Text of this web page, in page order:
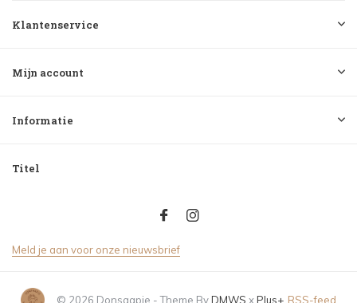
Klantenservice
Mijn account
Informatie
Titel
Meld je aan voor onze nieuwsbrief
© 2026 Donsaapje - Theme ByDMWS xPlus+ RSS-feed